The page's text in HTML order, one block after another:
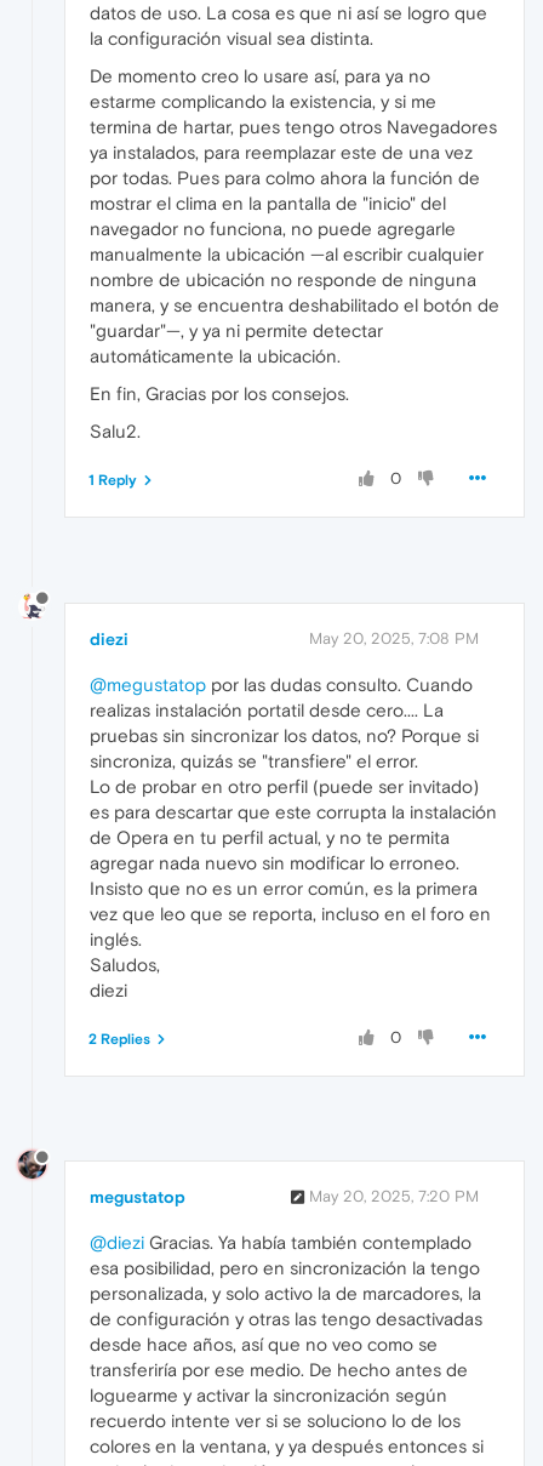
datos de uso. La cosa es que ni así se logro que
la configuración visual sea distinta.
De momento creo lo usare así, para ya no
estarme complicando la existencia, y si me
termina de hartar, pues tengo otros Navegadores
ya instalados, para reemplazar este de una vez
por todas. Pues para colmo ahora la función de
mostrar el clima en la pantalla de "inicio" del
navegador no funciona, no puede agregarle
manualmente la ubicación —al escribir cualquier
nombre de ubicación no responde de ninguna
manera, y se encuentra deshabilitado el botón de
"guardar"—, y ya ni permite detectar
automáticamente la ubicación.
En fin, Gracias por los consejos.
Salu2.
0
1 Reply
diezi May 20, 2025, 7:08 PM
@megustatop por las dudas consulto. Cuando
realizas instalación portatil desde cero.... La
pruebas sin sincronizar los datos, no? Porque si
sincroniza, quizás se "transfiere" el error.
Lo de probar en otro perfil (puede ser invitado)
es para descartar que este corrupta la instalación
de Opera en tu perfil actual, y no te permita
agregar nada nuevo sin modificar lo erroneo.
Insisto que no es un error común, es la primera
vez que leo que se reporta, incluso en el foro en
inglés.
Saludos,
diezi
0
2 Replies
megustatop May 20, 2025, 7:20 PM
@diezi Gracias. Ya había también contemplado
esa posibilidad, pero en sincronización la tengo
personalizada, y solo activo la de marcadores, la
de configuración y otras las tengo desactivadas
desde hace años, así que no veo como se
transferiría por ese medio. De hecho antes de
loguearme y activar la sincronización según
recuerdo intente ver si se soluciono lo de los
colores en la ventana, y ya después entonces si